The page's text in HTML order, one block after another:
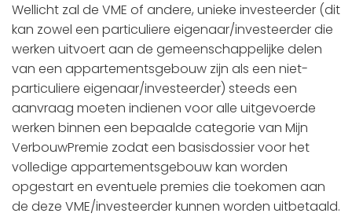
Wellicht zal de VME of andere, unieke investeerder (dit
kan zowel een particuliere eigenaar/investeerder die
werken uitvoert aan de gemeenschappelijke delen
van een appartementsgebouw zijn als een niet-
particuliere eigenaar/investeerder) steeds een
aanvraag moeten indienen voor alle uitgevoerde
werken binnen een bepaalde categorie van Mijn
VerbouwPremie zodat een basisdossier voor het
volledige appartementsgebouw kan worden
opgestart en eventuele premies die toekomen aan
de deze VME/investeerder kunnen worden uitbetaald.